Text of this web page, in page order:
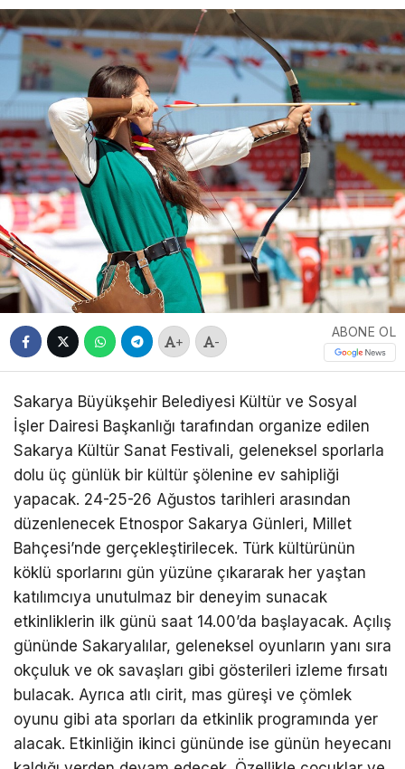
+ -
ABONE OL
Sakarya Büyükşehir Belediyesi Kültür ve Sosyal
İşler Dairesi Başkanlığı tarafından organize edilen
Sakarya Kültür Sanat Festivali, geleneksel sporlarla
dolu üç günlük bir kültür şölenine ev sahipliği
yapacak. 24-25-26 Ağustos tarihleri arasından
düzenlenecek Etnospor Sakarya Günleri, Millet
Bahçesi’nde gerçekleştirilecek. Türk kültürünün
köklü sporlarını gün yüzüne çıkararak her yaştan
katılımcıya unutulmaz bir deneyim sunacak
etkinliklerin ilk günü saat 14.00’da başlayacak. Açılış
gününde Sakaryalılar, geleneksel oyunların yanı sıra
okçuluk ve ok savaşları gibi gösterileri izleme fırsatı
bulacak. Ayrıca atlı cirit, mas güreşi ve çömlek
oyunu gibi ata sporları da etkinlik programında yer
alacak. Etkinliğin ikinci gününde ise günün heyecanı